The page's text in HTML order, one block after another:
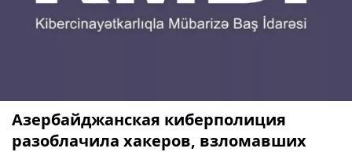
Азербайджанская киберполиция
разоблачила хакеров, взломавших